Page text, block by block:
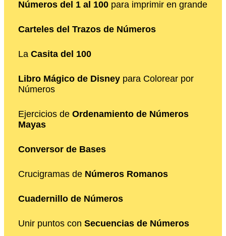
Números del 1 al 100 para imprimir en grande
Carteles del Trazos de Números
La Casita del 100
Libro Mágico de Disney para Colorear por
Números
Ejercicios de Ordenamiento de Números
Mayas
Conversor de Bases
Crucigramas de Números Romanos
Cuadernillo de Números
Unir puntos con Secuencias de Números